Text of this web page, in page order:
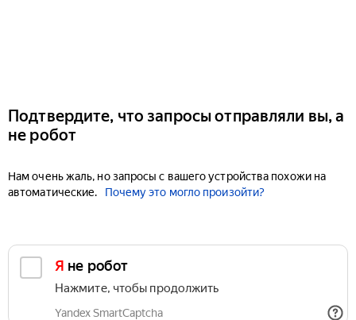
Подтвердите, что запросы отправляли вы, а
не робот
Нам очень жаль, но запросы с вашего устройства похожи на
автоматические.
Почему это могло произойти?
Я не робот
Нажмите, чтобы продолжить
Yandex SmartCaptcha